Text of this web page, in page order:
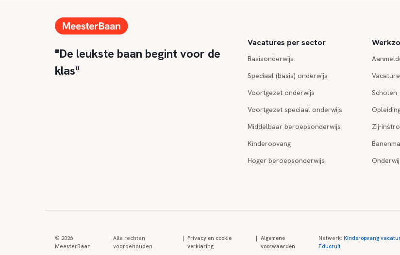
"De leukste baan begint voor de
klas"
Vacatures per sector
Basisonderwijs
Speciaal (basis) onderwijs
Voortgezet onderwijs
Voortgezet speciaal onderwijs
Middelbaar beroepsonderwijs
Kinderopvang
Hoger beroepsonderwijs
Scholen
Zij-
© 2026
MeesterBaan
Alle rechten
voorbehouden
Privacy en cookie
verklaring
Algemene
voorwaarden
Netwerk: Kinderopvang
Educruit